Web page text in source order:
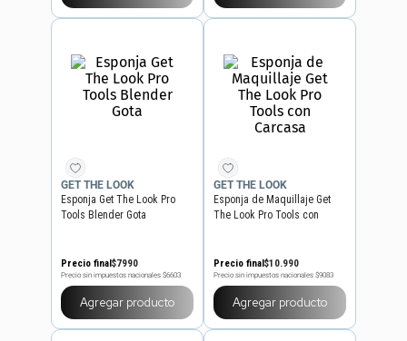
GET THE LOOK
Esponja Get The Look Pro
Tools Blender Gota
Precio final$7990
Precio sin impuestos nacionales $6603
Agregar producto
GET THE LOOK
Esponja de Maquillaje Get
The Look Pro Tools con
Precio final$10.990
Precio sin impuestos nacionales $9083
Agregar producto